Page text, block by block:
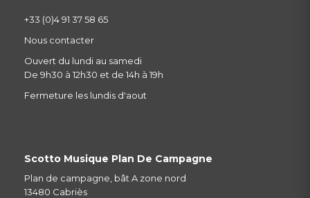
+33 (0)4 91 37 58 65
Nous contacter
Ouvert du lundi au samedi
De 9h30 à 12h30 et de 14h à 19h
Fermeture les lundis d'aout
Scotto Musique Plan De Campagne
Plan de campagne, bât A zone nord
13480 Cabriès